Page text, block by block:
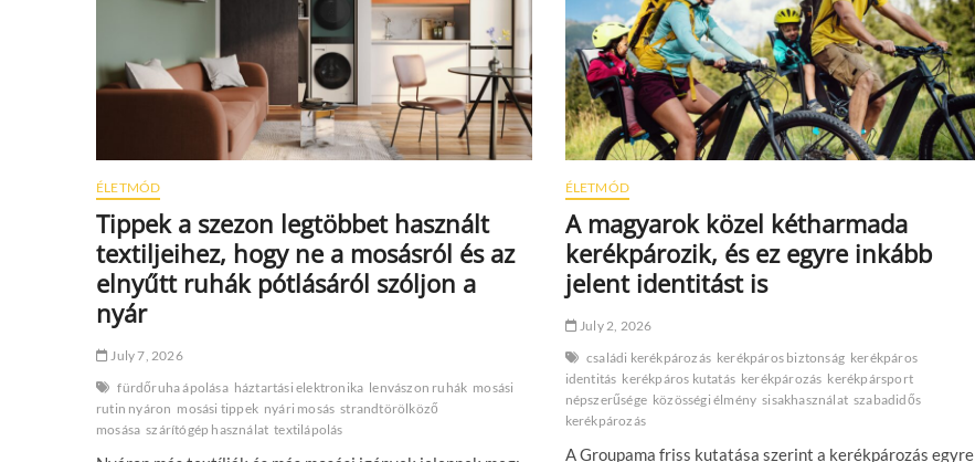
visszatérni
a
háttérben
ÉLETMÓD
Tippek a szezon legtöbbet használt
textiljeihez, hogy ne a mosásról és az
elnyűtt ruhák pótlásáról szóljon a
nyár
July 7, 2026
fürdőruha ápolása háztartási elektronika lenvászon ruhák mosási
rutin nyáron mosási tippek nyári mosás strandtörölköző
mosása szárítógép használat textilápolás
ÉLETMÓD
A magyarok közel kétharmada
kerékpározik, és ez egyre inkább
jelent identitást is
July 2, 2026
családi kerékpározás kerékpáros biztonság kerékpáros
identitás kerékpáros kutatás kerékpározás kerékpársport
népszerűsége közösségi élmény sisakhasználat szabadidős
kerékpározás
A Groupama friss kutatása szerint a kerékpározás egyre